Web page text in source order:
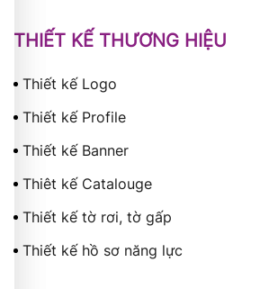
THIẾT KẾ THƯƠNG HIỆU
Thiết kế Logo
Thiết kế Profile
Thiết kế Banner
Thiêt kế Catalouge
Thiết kế tờ rơi, tờ gấp
Thiết kế hồ sơ năng lực